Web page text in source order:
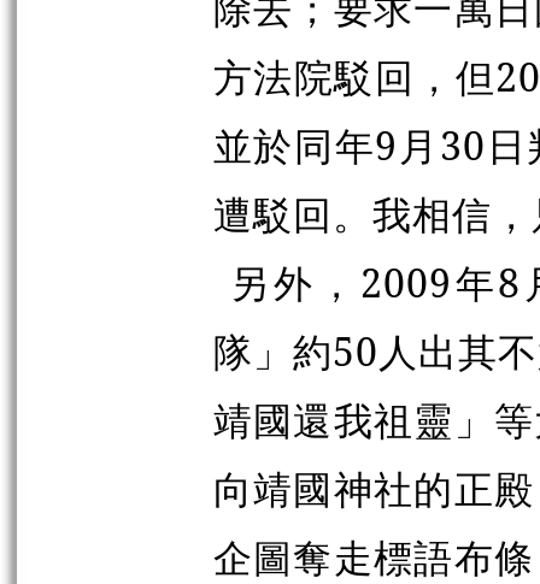
方法院駁回，但
並於同年9月30
遭駁回。我相信
另外，2009年
隊」約50人出其
靖國還我祖靈」
向靖國神社的正
企圖奪走標語布